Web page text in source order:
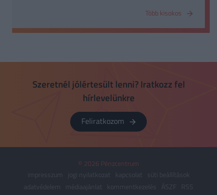
Több kisokos
Szeretnél jólértesült lenni? Iratkozz fel
hírlevelünkre
Feliratkozom
© 2026 Pénzcentrum
impresszum
jogi nyilatkozat kapcsolat
süti beállítások
adatvédelem
médiaajánlat kommentkezelés ÁSZF RSS